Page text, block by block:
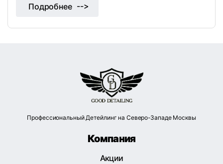
Подробнее
Профессиональный Детейлинг на Северо-Западе Москвы
Компания
Акции